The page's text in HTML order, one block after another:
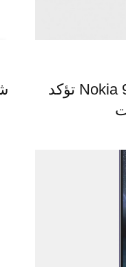
تسريبات جديدة لهاتف نوكيا الرائد Nokia 9 تؤكد